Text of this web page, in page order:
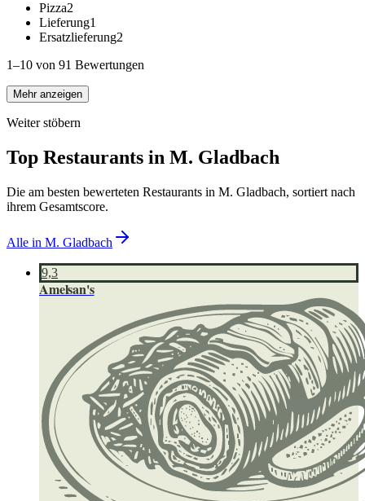
Pizza2
Lieferung1
Ersatzlieferung2
1–10 von 91 Bewertungen
Mehr anzeigen
Weiter stöbern
Top Restaurants in M. Gladbach
Die am besten bewerteten Restaurants in M. Gladbach, sortiert nach
ihrem Gesamtscore.
Alle in M. Gladbach
9,3
Amelsan's